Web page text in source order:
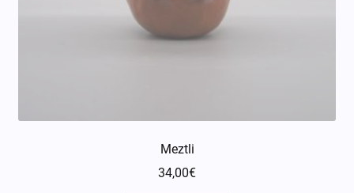
Meztli
34,00€